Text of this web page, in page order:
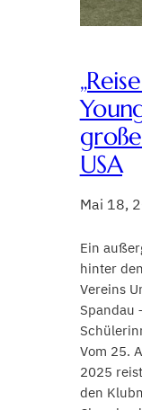
USA
Mai 18,
Ein
hinter
Vereins
Spandau
Vom 25.
2025
den